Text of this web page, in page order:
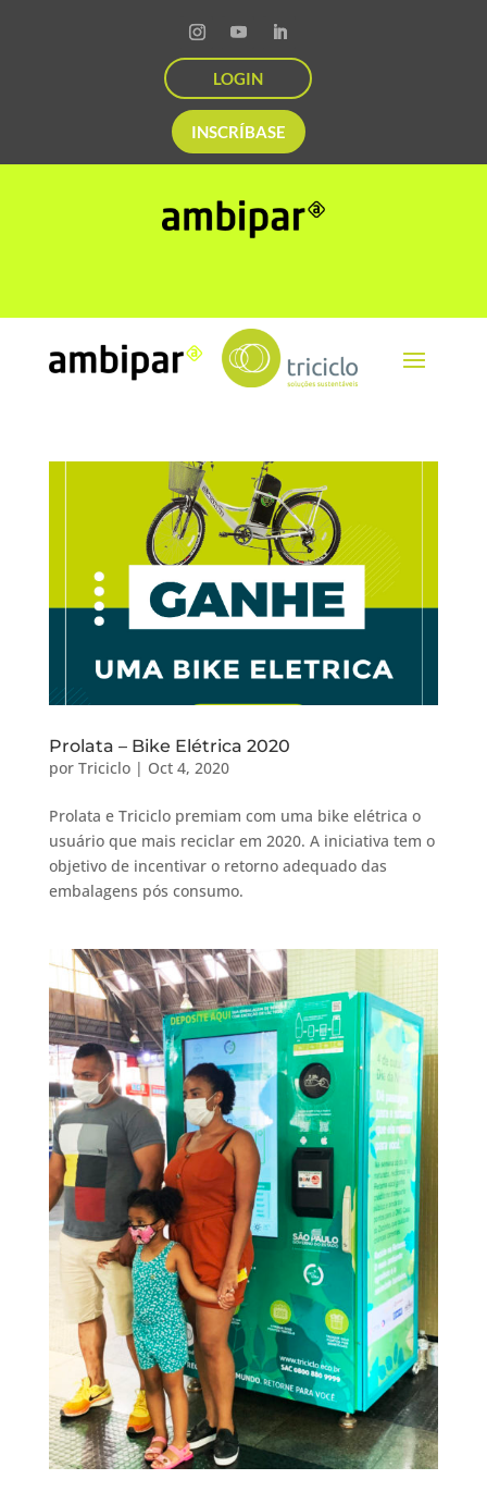
LOGIN
INSCRÍBASE
Prolata – Bike Elétrica 2020
por Triciclo| Oct 4, 2020
Prolata e Triciclo premiam com uma bike elétrica o
usuário que mais reciclar em 2020. A iniciativa tem o
objetivo de incentivar o retorno adequado das
embalagens pós consumo.